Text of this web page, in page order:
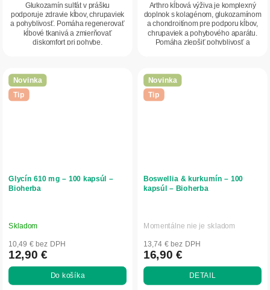
Glukozamín sulfát v prášku
podporuje zdravie kĺbov, chrupaviek
a pohyblivosť. Pomáha regenerovať
kĺbové tkanivá a zmierňovať
diskomfort pri pohybe.
Arthro kĺbová výživa je komplexný
doplnok s kolagénom, glukozamínom
a chondroitínom pre podporu kĺbov,
chrupaviek a pohybového aparátu.
Pomáha zlepšiť pohyblivosť a
Novinka
Tip
Glycín 610 mg – 100 kapsúl –
Bioherba
Skladom
10,49 € bez DPH
12,90 €
Do košíka
Novinka
Tip
Boswellia & kurkumín – 100
kapsúl – Bioherba
Momentálne nie je skladom
13,74 € bez DPH
16,90 €
DETAIL